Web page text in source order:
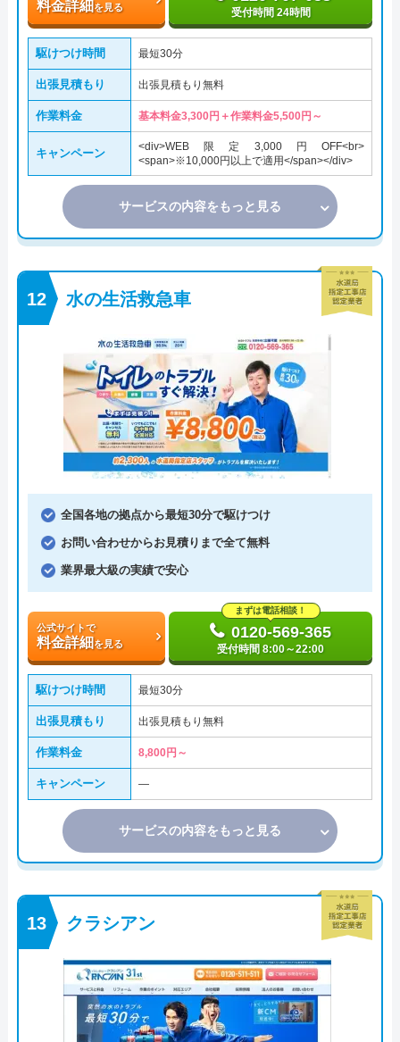
料金詳細を見る 受付時間 24時間
駆けつけ時間 最短30分
出張見積もり 出張見積もり無料
作業料金 基本料金3,300円＋作業料金5,500円～
キャンペーン
<div>WEB限定3,000円OFF<br>
<span>※10,000円以上で適用</span></div>
サービスの内容をもっと見る
水の生活救急車
全国各地の拠点から最短30分で駆けつけ
お問い合わせからお見積りまで全て無料
業界最大級の実績で安心
公式サイトで
料金詳細を見る
まずは電話相談！
0120-569-365
受付時間 8:00～22:00
駆けつけ時間 最短30分
出張見積もり 出張見積もり無料
作業料金 8,800円～
キャンペーン ―
サービスの内容をもっと見る
クラシアン